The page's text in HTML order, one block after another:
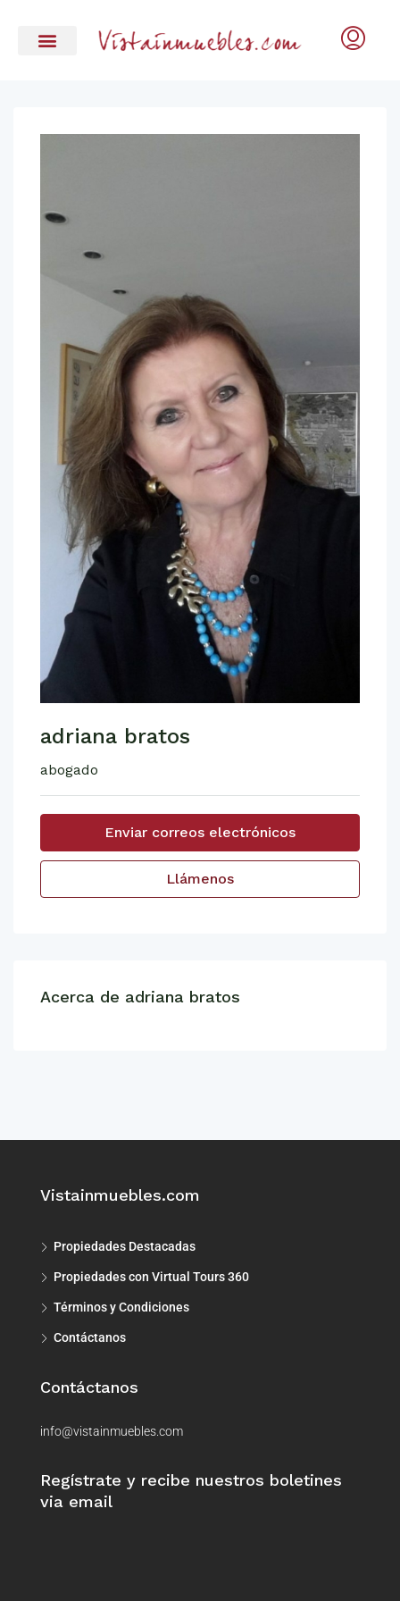
adriana bratos
abogado
Enviar correos electrónicos
Llámenos
Acerca de adriana bratos
Vistainmuebles.com
Propiedades Destacadas
Propiedades con Virtual Tours 360
Términos y Condiciones
Contáctanos
Contáctanos
info@vistainmuebles.com
Regístrate y recibe nuestros boletines
via email